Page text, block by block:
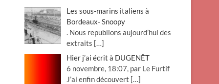
Les sous-marins italiens à
Bordeaux- Snoopy
. Nous republions aujourd’hui des
extraits […]
Hier j’ai écrit à DUGENÊT
6 novembre, 18:07, par Le Furtif
J’ai enfin découvert […]